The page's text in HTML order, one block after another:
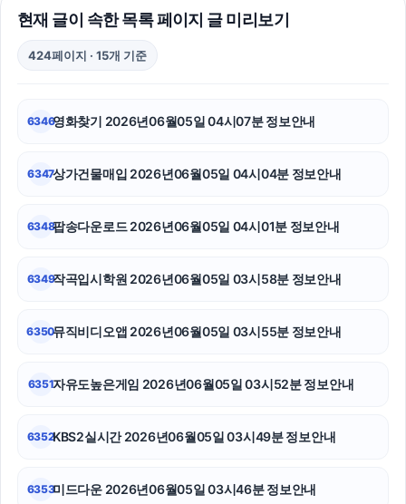
아고다할인코드
광교피부과
강동하수구막힘
하남하수구막힘
마포하수구막힘
현재 글이 속한 목록 페이지 글 미리보기
424페이지 · 15개 기준
6346영화찾기 2026년06월05일 04시07분 정보안내
6347상가건물매입 2026년06월05일 04시04분 정보안내
6348팝송다운로드 2026년06월05일 04시01분 정보안내
6349작곡입시학원 2026년06월05일 03시58분 정보안내
6350뮤직비디오앱 2026년06월05일 03시55분 정보안내
6351자유도높은게임 2026년06월05일 03시52분 정보안내
6352KBS2실시간 2026년06월05일 03시49분 정보안내
6353미드다운 2026년06월05일 03시46분 정보안내